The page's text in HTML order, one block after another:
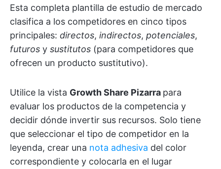
Esta completa plantilla de estudio de mercado
clasifica a los competidores en cinco tipos
principales: directos, indirectos, potenciales,
futuros y sustitutos (para competidores que
ofrecen un producto sustitutivo).
Utilice la vista Growth Share Pizarra para
evaluar los productos de la competencia y
decidir dónde invertir sus recursos. Solo tiene
que seleccionar el tipo de competidor en la
leyenda, crear una nota adhesiva del color
correspondiente y colocarla en el lugar